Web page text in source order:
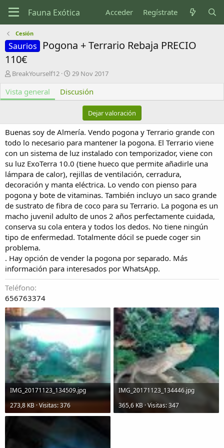
Acceder Regístrate
Cesión
Saurios
Pogona + Terrario Rebaja PRECIO
110€
A
t
o
BreakYourself12
F
c
h
c
r
e
a
c
ó
n
29 Nov 2017
Vista general Discusión
Dejar valoración
Buenas soy de Almería. Vendo pogona y Terrario grande con
todo lo necesario para mantener la pogona. El Terrario viene
con un sistema de luz instalado con temporizador, viene con
su luz ExoTerra 10.0 (tiene hueco que permite añadirle una
lámpara de calor), rejillas de ventilación, cerradura,
decoración y manta eléctrica. Lo vendo con pienso para
pogona y bote de vitaminas. También incluyo un saco grande
de sustrato de fibra de coco para su Terrario. La pogona es un
macho juvenil adulto de unos 2 años perfectamente cuidada,
conserva su cola entera y todos los dedos. No tiene ningún
tipo de enfermedad. Totalmente dócil se puede coger sin
problema.
. Hay opción de vender la pogona por separado. Más
información para interesados por WhatsApp.
Teléfono
656763374
IMG_20171123_134509.jpg
273,8 KB · Visitas: 376
IMG_20171123_134446.jpg
365,6 KB · Visitas: 347